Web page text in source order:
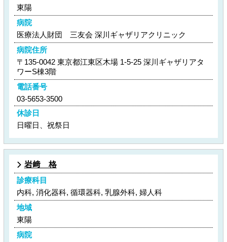
東陽
病院
医療法人財団 三友会 深川ギャザリアクリニック
病院住所
〒135-0042 東京都江東区木場 1-5-25 深川ギャザリアタ
ワーS棟3階
電話番号
03-5653-3500
休診日
日曜日、祝祭日
岩﨑 格
診療科目
内科, 消化器科, 循環器科, 乳腺外科, 婦人科
地域
東陽
病院